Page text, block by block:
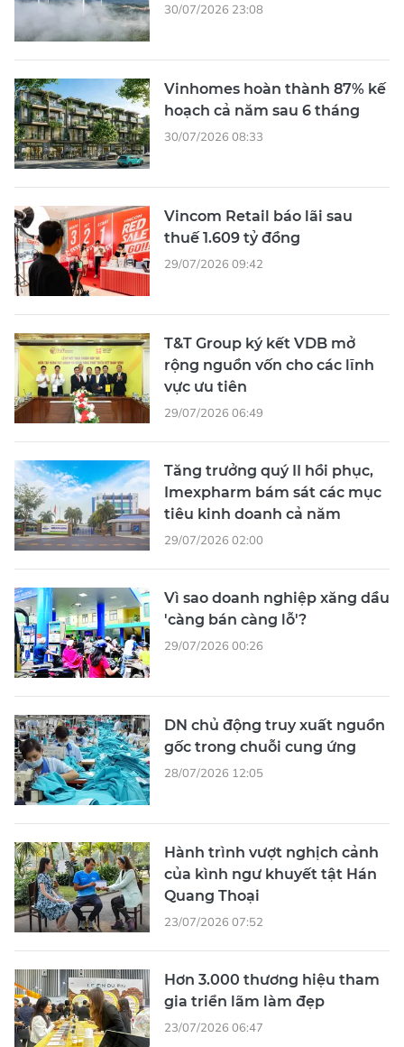
30/07/2026 23:08
Vinhomes hoàn thành 87% kế
hoạch cả năm sau 6 tháng
30/07/2026 08:33
Vincom Retail báo lãi sau
thuế 1.609 tỷ đồng
29/07/2026 09:42
T&T Group ký kết VDB mở
rộng nguồn vốn cho các lĩnh
vực ưu tiên
29/07/2026 06:49
Tăng trưởng quý II hồi phục,
Imexpharm bám sát các mục
tiêu kinh doanh cả năm
29/07/2026 02:00
Vì sao doanh nghiệp xăng dầu
'càng bán càng lỗ'?
29/07/2026 00:26
DN chủ động truy xuất nguồn
gốc trong chuỗi cung ứng
28/07/2026 12:05
Hành trình vượt nghịch cảnh
của kình ngư khuyết tật Hán
Quang Thoại
23/07/2026 07:52
Hơn 3.000 thương hiệu tham
gia triển lãm làm đẹp
23/07/2026 06:47